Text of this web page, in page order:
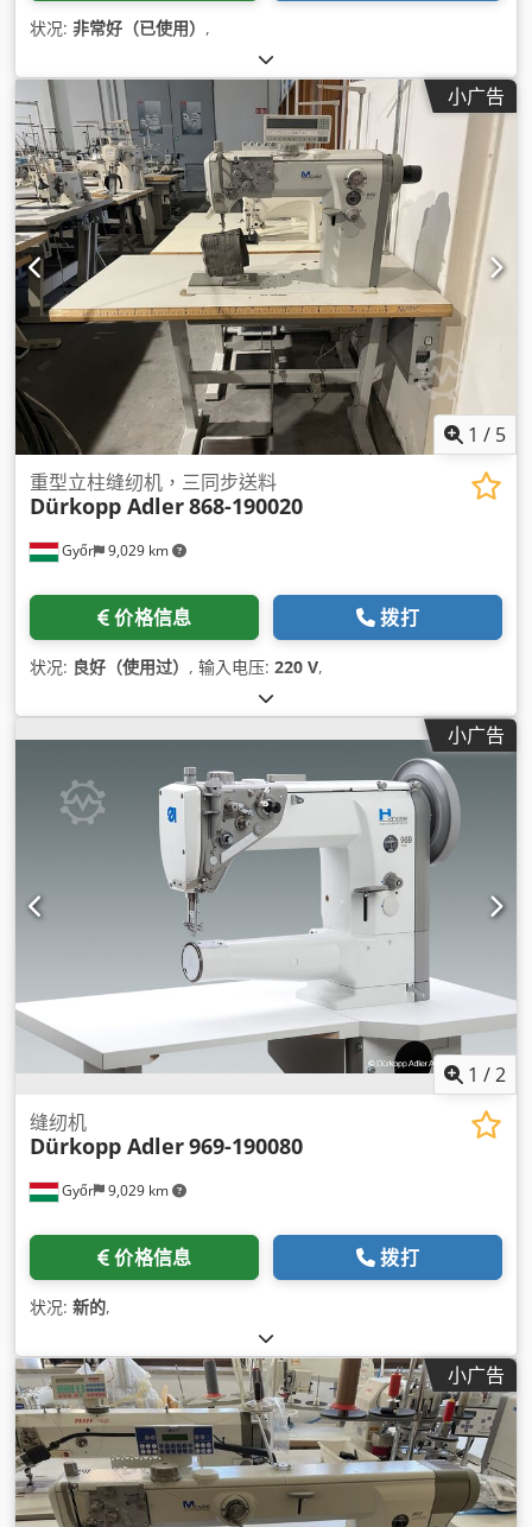
状况: 非常好（已使用） ,
小广告
1 / 5
Győr 9,029 km
重型立柱缝纫机，三同步送料
Dürkopp Adler868-190020
价格信息 拨打
状况: 良好（使用过） , 输入电压: 220 V,
小广告
1 /2
Győr 9,029 km
缝纫机
Dürkopp Adler969-190080
价格信息 拨打
状况: 新的,
小广告